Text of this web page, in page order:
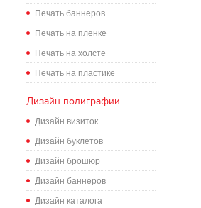
Печать баннеров
Печать на пленке
Печать на холсте
Печать на пластике
Дизайн полиграфии
Дизайн визиток
Дизайн буклетов
Дизайн брошюр
Дизайн баннеров
Дизайн каталога